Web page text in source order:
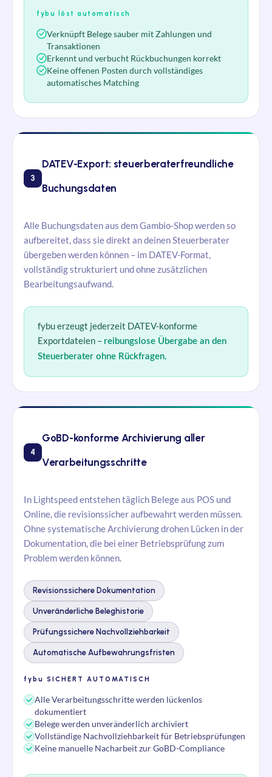
fybu löst automatisch
Verknüpft Belege sauber mit Zahlungen und
Transaktionen
Erkennt und verbucht Rückbuchungen korrekt
Keine offenen Posten durch vollständiges
automatisches Matching
3
DATEV-Export: steuerberaterfreundliche
Buchungsdaten
Alle Buchungsdaten aus dem Gambio-Shop werden so
aufbereitet, dass sie direkt an deinen Steuerberater
übergeben werden können – im DATEV-Format,
vollständig strukturiert und ohne zusätzlichen
Bearbeitungsaufwand.
fybuerzeugt jederzeit DATEV-konforme
Exportdateien – reibungslose Übergabe an den
Steuerberater ohne Rückfragen.
4
GoBD-konforme Archivierung aller
Verarbeitungsschritte
In Lightspeed entstehen täglich Belege aus POS und
Online, die revisionssicher aufbewahrt werden müssen.
Ohne systematische Archivierung drohen Lücken in der
Dokumentation, die bei einer Betriebsprüfung zum
Problem werden können.
Revisionssichere Dokumentation
Unveränderliche Beleghistorie
Prüfungssichere Nachvollziehbarkeit
Automatische Aufbewahrungsfristen
fybu SICHERT AUTOMATISCH
Alle Verarbeitungsschritte werden lückenlos
dokumentiert
Belege werden unveränderlich archiviert
Vollständige Nachvollziehbarkeit für Betriebsprüfungen
Keine manuelle Nacharbeit zur GoBD-Compliance